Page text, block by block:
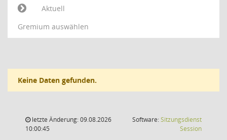
Aktuell
Gremium auswählen
Keine Daten gefunden.
letzte Änderung: 09.08.2026
10:00:45
Software:Sitzungsdienst
Session(Wird in